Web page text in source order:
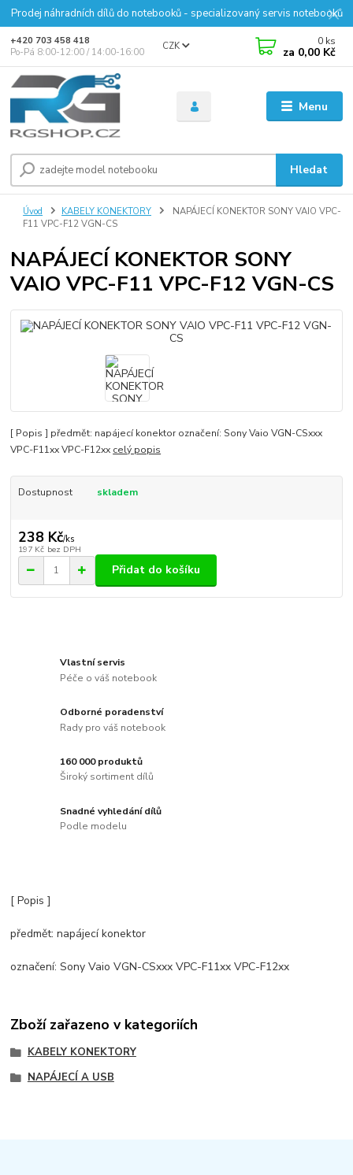
Prodej náhradních dílů do notebooků - specializovaný servis notebooků
Menu
CZK
Hledat
+420 703 458 418
Po-Pá 8:00-12:00 / 14:00-16:00
0 ks
za 0,00 Kč
Úvod KABELY KONEKTORY
NAPÁJECÍ KONEKTOR SONY VAIO VPC-
F11 VPC-F12 VGN-CS
NAPÁJECÍ KONEKTOR SONY
VAIO VPC-F11 VPC-F12 VGN-CS
[ Popis ] předmět: napájecí konektor označení: Sony Vaio VGN-CSxxx
VPC-F11xx VPC-F12xx celý popis
Dostupnost skladem
238 Kč/ks
197 Kč bez DPH
Přidat do košíku
Vlastní servis
Péče o váš notebook
Odborné poradenství
Rady pro váš notebook
160 000 produktů
Široký sortiment dílů
Snadné vyhledání dílů
Podle modelu
[ Popis ]
předmět: napájecí konektor
označení: Sony Vaio VGN-CSxxx VPC-F11xx VPC-F12xx
Zboží zařazeno v kategoriích
KABELY KONEKTORY
NAPÁJECÍ A USB